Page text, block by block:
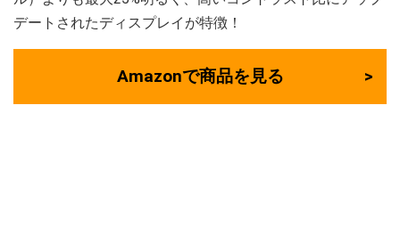
デートされたディスプレイが特徴！
Amazonで商品を見る